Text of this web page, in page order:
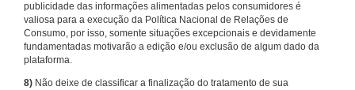
publicidade das informações alimentadas pelos consumidores é
valiosa para a execução da Política Nacional de Relações de
Consumo, por isso, somente situações excepcionais e devidamente
fundamentadas motivarão a edição e/ou exclusão de algum dado da
plataforma.
8) Não deixe de classificar a finalização do tratamento de sua